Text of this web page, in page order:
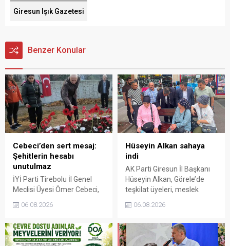
Giresun Işık Gazetesi
Benzer Konular
Cebeci’den sert mesaj:
Şehitlerin hesabı
unutulmaz
İYİ Parti Tirebolu İl Genel
Meclisi Üyesi Ömer Cebeci,
Cemiyeti’nin Milli Mücadele
çekti. Cebeci, Giresun’un
bağımsızlık mücadelesinde
06.08.2026
Hüseyin Alkan sahaya
indi
AK Parti Giresun İl Başkanı
Hüseyin Alkan, Görele’de
teşkilat üyeleri, meslek
gelerek talep ve beklentileri
06.08.2026